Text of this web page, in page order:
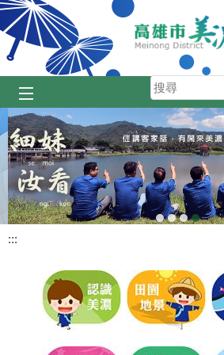
跳到主要內容區塊
目
:::